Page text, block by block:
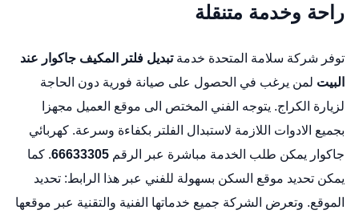
راحة وخدمة متنقلة
توفر شركة سلامة المتحدة خدمةتبديل فلتر المكيف جاكوار عند
البيت لمن يرغب في الحصول على صيانة فورية دون الحاجة
لزيارة الكراج. يتوجه الفني المختص الى موقع العميل مجهزا
بجميع الادوات اللازمة لاستبدال الفلتر بكفاءة وسرعة. كهربائي
جاكوار يمكن طلب الخدمة مباشرة عبر الرقم 66633305. كما
يمكن تحديد موقع السكن بسهولة للفني عبر هذا الرابط: تحديد
الموقع. وتعرض الشركة جميع خدماتها الفنية والتقنية عبر موقعها